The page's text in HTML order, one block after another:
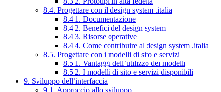
8.4. Progettare con il design system .italia
8.4.1. Documentazione
8.4.2. Benefici del design system
8.4.3. Risorse operative
8.4.4. Come contribuire al design system .italia
8.5. Progettare con i modelli di sito e servizi
8.5.1. Vantaggi dell’utilizzo dei modelli
8.5.2. I modelli di sito e servizi disponibili
9. Sviluppo dell’interfaccia
9.1. Approccio allo sviluppo